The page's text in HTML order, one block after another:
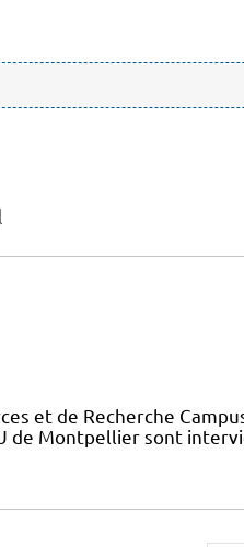
et de Recherche
de Montpellier sont